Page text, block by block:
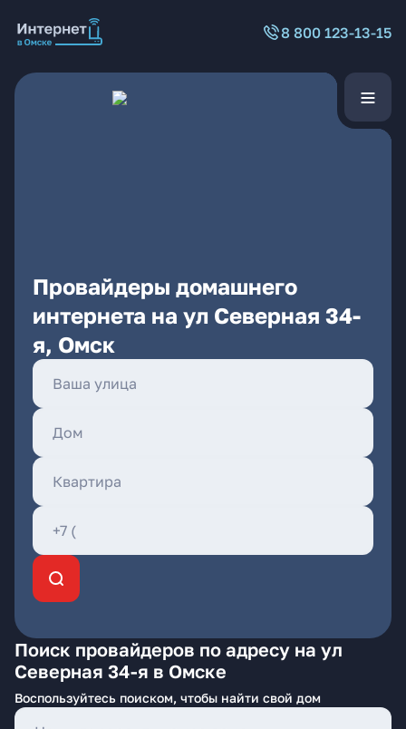
8 800 123-13-15
Провайдеры домашнего
интернета на ул Северная 34-
я, Омск
Поиск провайдеров по адресу на ул
Северная 34-я в Омске
Воспользуйтесь поиском, чтобы найти свой дом